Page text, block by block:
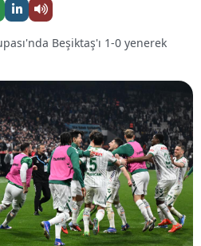
Beşiktaş'ı 1-0 yenerek